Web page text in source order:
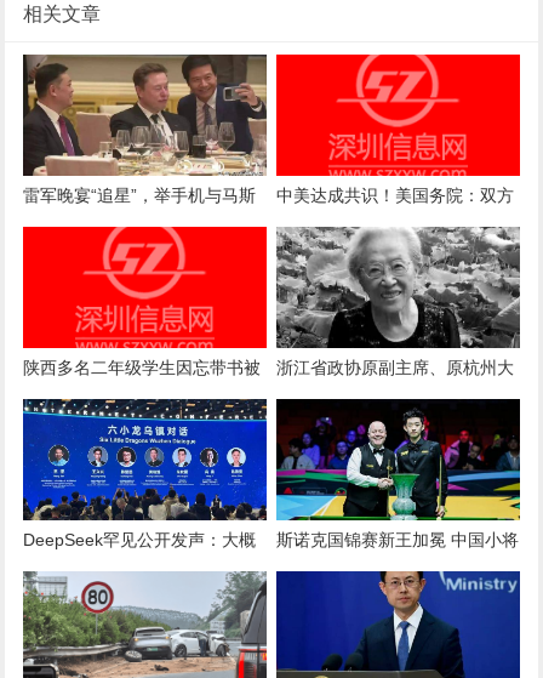
相关文章
雷军晚宴“追星”，举手机与马斯
克合影，马斯克眨眼配合
中美达成共识！美国务院：双方
都同意，霍尔木兹海峡不能收通
行费
陕西多名二年级学生因忘带书被
老师连扇巴掌，有孩子耳朵出
血！校方回应
浙江省政协原副主席、原杭州大
学校长薛艳庄逝世，享年96岁
DeepSeek罕见公开发声：大概
10-20年时间，AI可能会取代绝
大多数人类工作，这不是危言耸
听
斯诺克国锦赛新王加冕 中国小将
吴宜泽南京登顶夺生涯首冠